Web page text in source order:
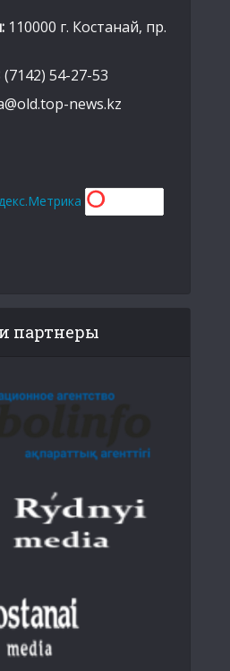
110000 г. Костанай, пр.
(7142) 54-27-53
news.kz
партнеры